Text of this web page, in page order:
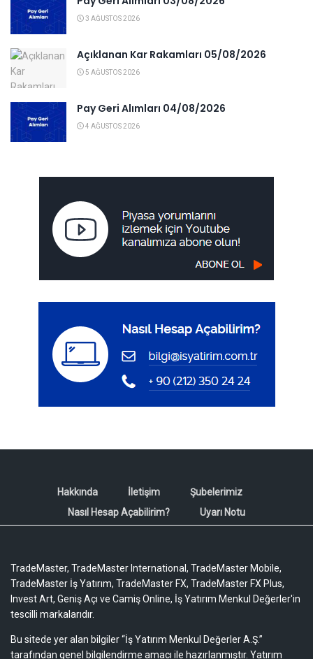
3 AĞUSTOS 2026
Açıklanan Kar Rakamları 05/08/2026
5 AĞUSTOS 2026
Pay Geri Alımları 04/08/2026
4 AĞUSTOS 2026
Hakkında İletişim
Şubelerimiz
Nasıl Hesap Açabilirim?
Uyarı Notu
TradeMaster, TradeMaster International, TradeMaster Mobile,
TradeMaster İş Yatırım, TradeMaster FX, TradeMaster FX Plus,
Invest Art, Geniş Açı ve Camiş Online, İş Yatırım Menkul Değerler'in
tescilli markalarıdır.
Bu sitede yer alan bilgiler “İş Yatırım Menkul Değerler A.Ş.”
tarafından genel bilgilendirme amacı ile hazırlanmıştır. Yatırım